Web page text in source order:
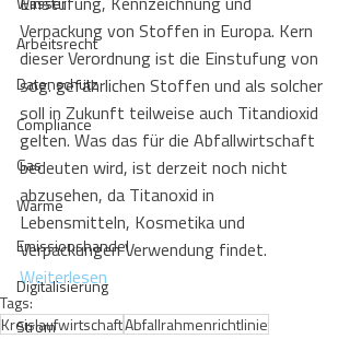
Arbeitsrecht
Datenschutz
Compliance
Gas
Wärme
Emissionshandel
Digitalisierung
Strom
Verpackung von Stoffen in Europa. Kern
dieser Verordnung ist die Einstufung von
sog. gefährlichen Stoffen und als solcher
soll in Zukunft teilweise auch Titandioxid
gelten. Was das für die Abfallwirtschaft
bedeuten wird, ist derzeit noch nicht
abzusehen, da Titanoxid in
Lebensmitteln, Kosmetika und
Verpackungen Verwendung findet.
Weiterlesen
Tags:
KreislaufwirtschaftAbfallrahmenrichtlinie